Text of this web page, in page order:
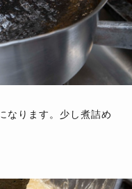
なります。少し煮詰め